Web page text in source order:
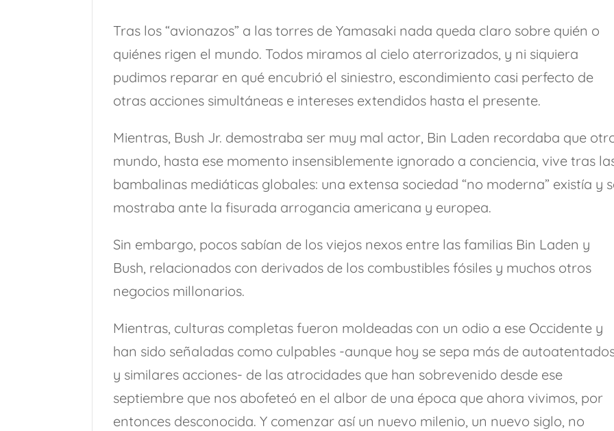
Tras los “avionazos” a las torres de Yamasaki nada queda claro sobre quién o
quiénes rigen el mundo. Todos miramos al cielo aterrorizados, y ni siquiera
pudimos reparar en qué encubrió el siniestro, escondimiento casi perfecto de
otras acciones simultáneas e intereses extendidos hasta el presente.
Mientras, Bush Jr. demostraba ser muy mal actor, Bin Laden recordaba que
mundo, hasta ese momento insensiblemente ignorado a conciencia, vive tras
bambalinas mediáticas globales: una extensa sociedad “no moderna” existía y
mostraba ante la fisurada arrogancia americana y europea.
Sin embargo, pocos sabían de los viejos nexos entre las familias Bin Laden y
Bush, relacionados con derivados de los combustibles fósiles y muchos otros
negocios millonarios.
Mientras, culturas completas fueron moldeadas con un odio a ese Occidente y
han sido señaladas como culpables -aunque hoy se sepa más de
y similares acciones- de las atrocidades que han sobrevenido desde ese
septiembre que nos abofeteó en el albor de una época que ahora vivimos, por
entonces desconocida. Y comenzar así un nuevo milenio, un nuevo siglo, no